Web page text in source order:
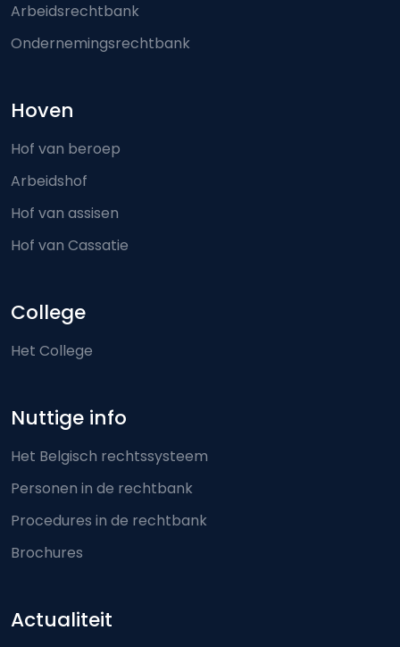
Arbeidsrechtbank
Ondernemingsrechtbank
Hoven
Hof van beroep
Arbeidshof
Hof van assisen
Hof van Cassatie
College
Het College
Nuttige info
Het Belgisch rechtssysteem
Personen in de rechtbank
Procedures in de rechtbank
Brochures
Actualiteit